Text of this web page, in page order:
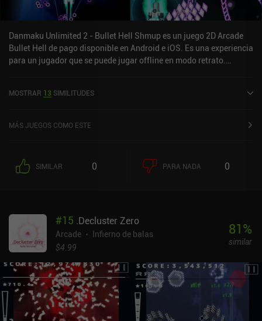
Danmaku Unlimited 2 - Bullet Hell Shmup es un juego 2D Arcade
Bullet Hell de pago disponible en Android e iOS. Es una experiencia
para un jugador que se puede jugar offline en modo retrato.
en Google Play y de 3,8 sobre 5,0 en la App Store de iOS.
MOSTRAR 13 SIMILITUDES
MÁS JUEGOS COMO ESTE
SIMILAR 0 PARA NADA 0
#15 .Decluster Zero
Arcade
Infierno de balas
$4.99
81%
similar